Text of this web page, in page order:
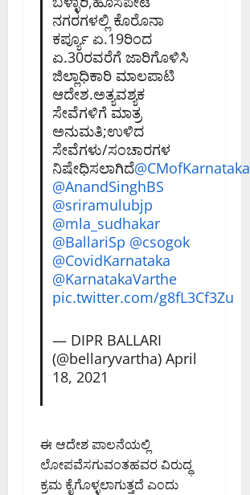
ನಗರಗಳಲ್ಲಿ ಕೊರೊನಾ‌
ಕರ್ಪ್ಯೂ ಏ.19ರಿಂದ‌
ಏ.30ರವರೆಗೆ ಜಾರಿಗೊಳಿಸಿ
ಜಿಲ್ಲಾಧಿಕಾರಿ ಮಾಲಪಾಟಿ
ಆದೇಶ.ಅತ್ಯವಶ್ಯಕ
ಸೇವೆಗಳಿಗೆ ಮಾತ್ರ
ಅನುಮತಿ;ಉಳಿದ
ಸೇವೆಗಳು/ಸಂಚಾರಗಳ
ನಿಷೇಧಿಸಲಾಗಿದೆ@CMofKarnataka
@AnandSinghBS
@sriramulubjp
@mla_sudhakar
@BallariSp @csogok
@CovidKarnataka
@KarnatakaVarthe
pic.twitter.com/g8fL3Cf3Zu
— DIPR BALLARI
(@bellaryvartha) April
18, 2021
ಈ ಆದೇಶ ಪಾಲನೆಯಲ್ಲಿ
ಲೋಪವೆಸಗುವಂತಹವರ ವಿರುದ್ಧ
ಕ್ರಮ ಕೈಗೊಳ್ಳಲಾಗುತ್ತದೆ ಎಂದು